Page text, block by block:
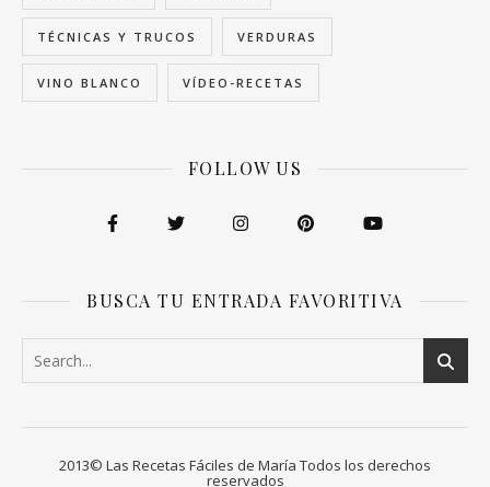
TÉCNICAS Y TRUCOS VERDURAS
VINO BLANCO VÍDEO-RECETAS
FOLLOW US
BUSCA TU ENTRADA FAVORITIVA
2013© Las Recetas Fáciles de María Todos los derechos
reservados